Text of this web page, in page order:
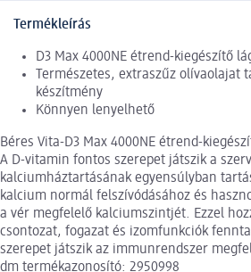
Termékleírás
D3 Max 4000NE étrend-kiegészítő
Természetes, extraszűz olívaolajat
készítmény
Könnyen lenyelhető
Béres Vita-D3 Max 4000NE étrend-
A D-vitamin fontos szerepet játszik a
kalciumháztartásának egyensúlyban
kalcium normál felszívódásához és
a vér megfelelő kalciumszintjét. Ezzel
csontozat, fogazat és izomfunkciók
szerepet játszik az immunrendszer
dm termékazonosító: 2950998